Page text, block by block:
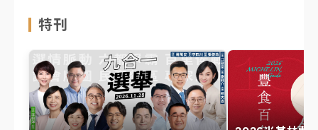
特刊